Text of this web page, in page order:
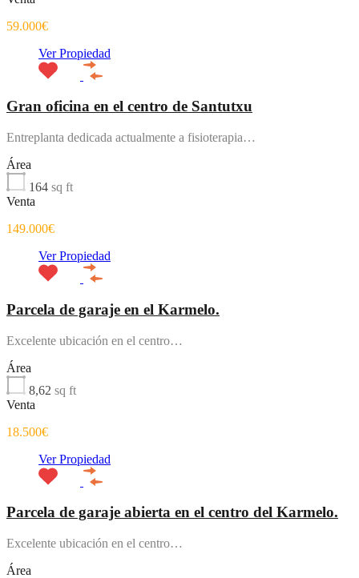
59.000€
Ver Propiedad
Gran oficina en el centro de Santutxu
Entreplanta dedicada actualmente a fisioterapia…
Área
164 sq ft
Venta
149.000€
Ver Propiedad
Parcela de garaje en el Karmelo.
Excelente ubicación en el centro…
Área
8,62 sq ft
Venta
18.500€
Ver Propiedad
Parcela de garaje abierta en el centro del Karmelo.
Excelente ubicación en el centro…
Área